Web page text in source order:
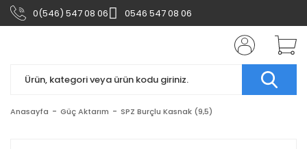
0(546) 547 08 06 0546 547 08 06
Anasayfa Güç Aktarım SPZ Burçlu Kasnak (9,5)